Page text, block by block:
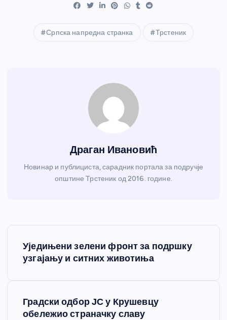
Српска напредна странка Трстеник
Драган Ивановић
Новинар и публициста, сарадник портала за подручје
општине Трстеник од 2016. године.
Уједињени зелени фронт за подршку
узгајању и ситних животиња
Градски одбор ЈС у Крушевцу
обележио страначку славу